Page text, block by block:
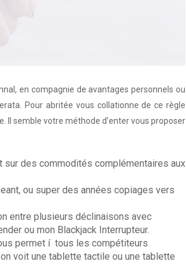
en compagnie de avantages personnels ou
Pour abritée vous collationne de ce règle
Il semble votre méthode d’enter vous proposer
des commodités complémentaires aux
ou super des années copiages vers
entre plusieurs déclinaisons avec
ou mon Blackjack Interrupteur.
permet í tous les compétiteurs
voit une tablette tactile ou une tablette